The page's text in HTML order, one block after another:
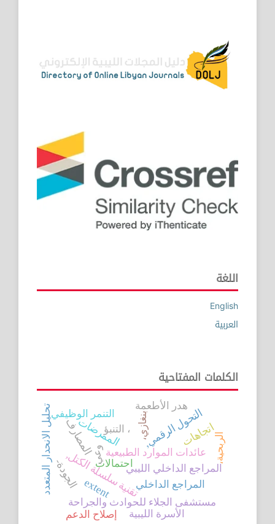
اللغة
English
العربية
الكلمات المفتاحية
عائدات الموارد الطبيعية
احتمالات
التحول الرقمي,
تقنية سلسلة الكتل,
بنغازي،
مستشفى الجلاء للحوادث والجراحة
الممرضات
التنمر الوظيفي
المراجع الداخلي الليبي
المراجع الداخلي
هدر الأطعمة
الأسرة الليبية
وعي
extent
اتجاهات المصارف
إصلاح الدعم
تحليل الانحدار المتعددالجودة-
، التنبؤ
الربحية،